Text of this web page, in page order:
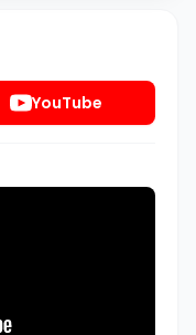
YouTube